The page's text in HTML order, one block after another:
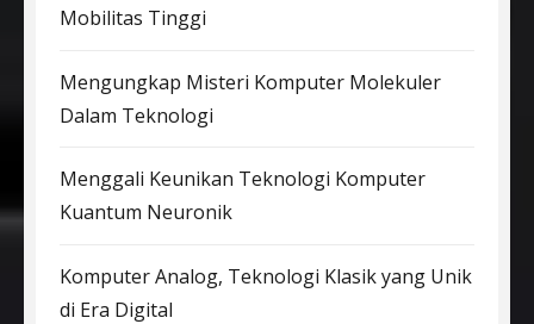
Mobilitas Tinggi
Mengungkap Misteri Komputer Molekuler
Dalam Teknologi
Menggali Keunikan Teknologi Komputer
Kuantum Neuronik
Komputer Analog, Teknologi Klasik yang Unik
di Era Digital